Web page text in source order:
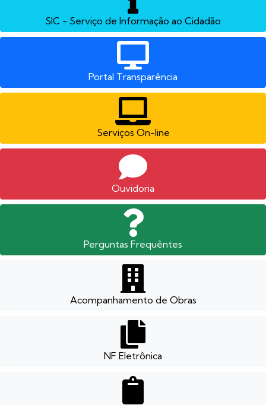
SIC - Serviço de Informação ao Cidadão
Portal Transparência
Serviços On-line
Ouvidoria
Perguntas Frequêntes
Acompanhamento de Obras
NF Eletrônica